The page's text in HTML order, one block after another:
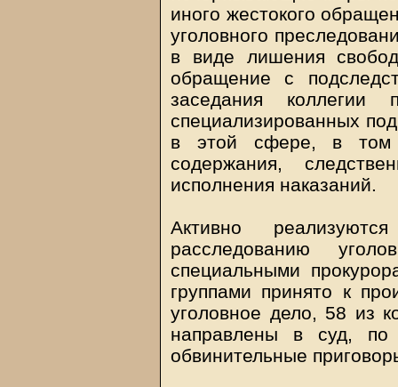
иного жестокого
уголовного
в виде лишения
обращение с
заседания коллегии
специализированных
в этой сфере, в том
содержания,
исполнения наказаний.
Активно
расследованию
специальными
группами принято к
уголовное дело, 58 из
направлены в суд,
обвинительные